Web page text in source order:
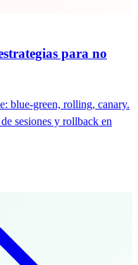
para no
blue-green, rolling, canary.
sesiones y rollback en